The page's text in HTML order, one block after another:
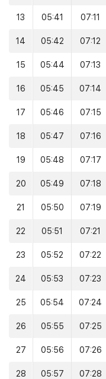
13 05:41 07:11
14 05:42 07:12
15 05:44 07:13
16 05:45 07:14
17 05:46 07:15
18 05:47 07:16
19 05:48 07:17
20 05:49 07:18
21 05:50 07:19
22 05:51 07:21
23 05:52 07:22
24 05:53 07:23
25 05:54 07:24
26 05:55 07:25
27 05:56 07:26
28 05:57 07:28